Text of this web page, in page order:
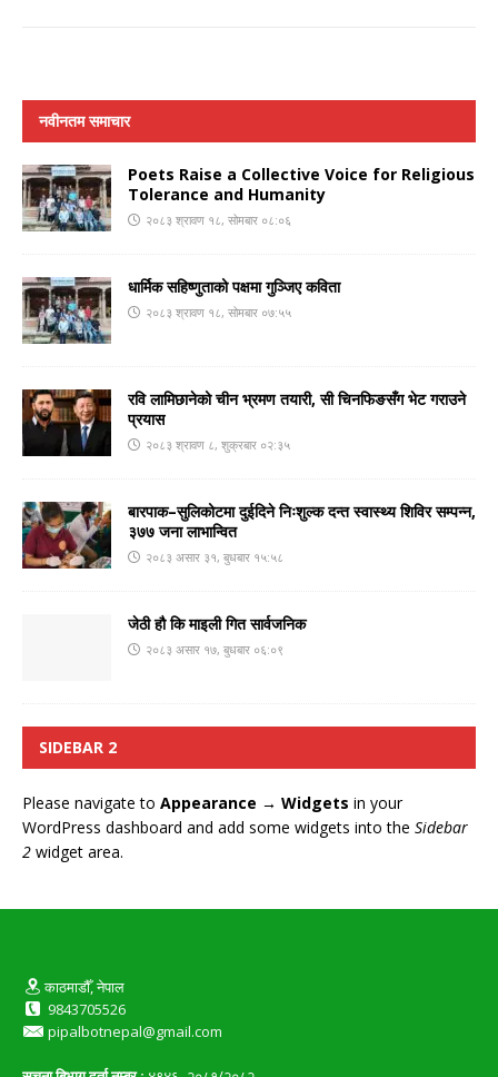
नवीनतम समाचार
Poets Raise a Collective Voice for Religious
Tolerance and Humanity
२०८३ श्रावण १८, सोमबार ०८:०६
धार्मिक सहिष्णुताको पक्षमा गुञ्जिए कविता
२०८३ श्रावण १८, सोमबार ०७:५५
रवि लामिछानेको चीन भ्रमण तयारी, सी चिनफिङसँग भेट गराउने
प्रयास
२०८३ श्रावण ८, शुक्रबार ०२:३५
बारपाक–सुलिकोटमा दुईदिने निःशुल्क दन्त स्वास्थ्य शिविर सम्पन्न,
३७७ जना लाभान्वित
२०८३ असार ३१, बुधबार १५:५८
जेठी हौ कि माइली गित सार्वजनिक
२०८३ असार १७, बुधबार ०६:०९
SIDEBAR 2
Please navigate to Appearance → Widgets in your
WordPress dashboard and add some widgets into the Sidebar
2 widget area.
काठमाडौँ, नेपाल
9843705526
pipalbotnepal@gmail.com